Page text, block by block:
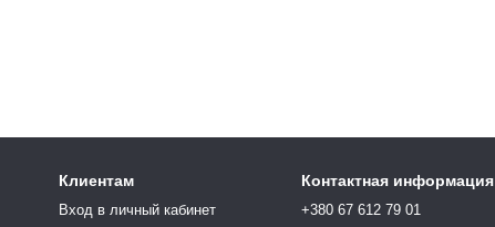
Клиентам
Вход в личный кабинет
Контактная информация
+380 67 612 79 01